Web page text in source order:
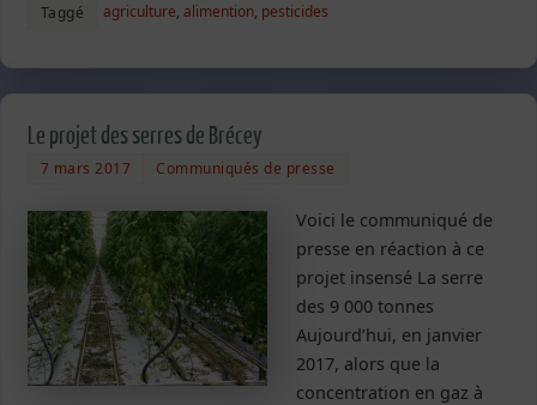
Taggé agriculture,alimention, pesticides
Le projet des serres de Brécey
7 mars 2017 Communiqués de presse
Voici le communiqué de
presse en réaction à ce
projet insensé La serre
des 9 000 tonnes
Aujourd’hui, en janvier
2017, alors que la
concentration en gaz à